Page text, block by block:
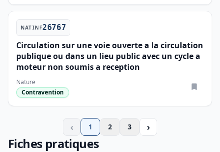
NATINF26767
Circulation sur une voie ouverte a la circulation
publique ou dans un lieu public avec un cycle a
moteur non soumis a reception
Nature
Contravention
‹ 1 2 3 ›
Fiches pratiques